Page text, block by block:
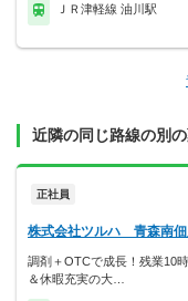
ＪＲ津軽線 油川駅
近隣の同じ路線の別
正社員
株式会社ツルハ 青森南
調剤＋OTCで成長！残業10
＆休暇充実の大…